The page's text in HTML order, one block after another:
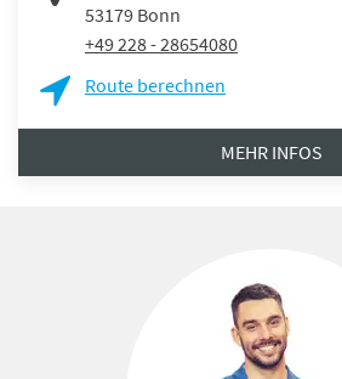
53179 Bonn
+49 228 - 28654080
Route berechnen
MEHR INFOS